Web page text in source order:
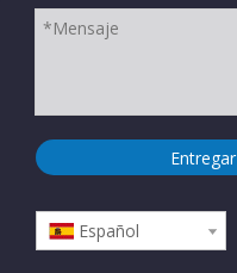
Entregar
Español